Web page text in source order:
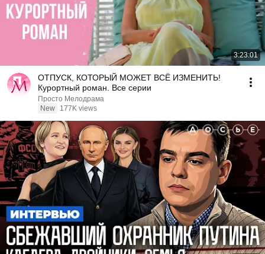
3:23:01
ОТПУСК, КОТОРЫЙ МОЖЕТ ВСЁ ИЗМЕНИТЬ!
Курортный роман. Все серии
Просто Мелодрама
New
177K views